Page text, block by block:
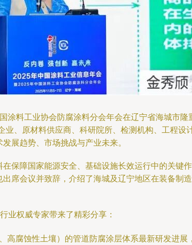
料工业协会防腐涂料分会年会在辽宁省海城市
、原材料供应商、科研院所、检测机构、工程
展趋势、市场挑战与产业未来。
保障国家能源安全、基础设施长效运行中的关键
席会议并致辞，介绍了海城及辽宁地区在装备制
业权威专家带来了精彩分享：
高腐蚀性土壤）的管道防腐涂层体系最新研发进